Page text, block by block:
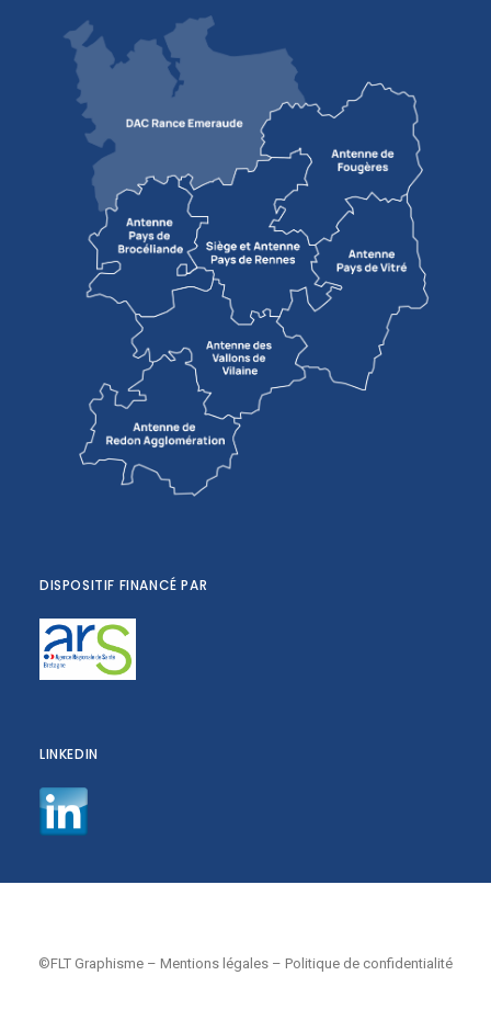
DISPOSITIF FINANCÉ PAR
LINKEDIN
©FLT Graphisme – Mentions légales – Politique de confidentialité